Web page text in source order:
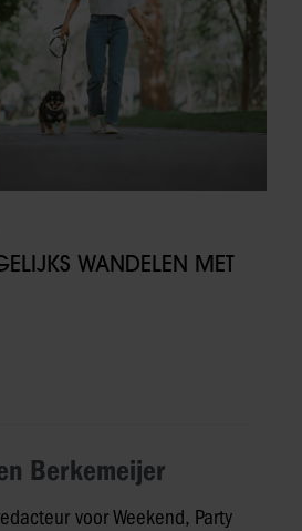
WANDELEN MET
Berkemeijer
voor Weekend, Party